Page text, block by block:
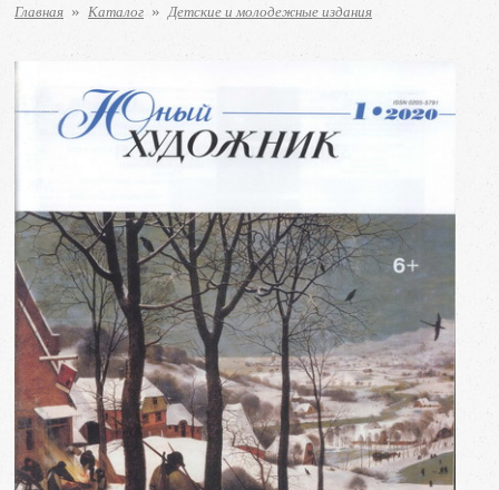
Главная » Каталог » Детские и молодежные издания